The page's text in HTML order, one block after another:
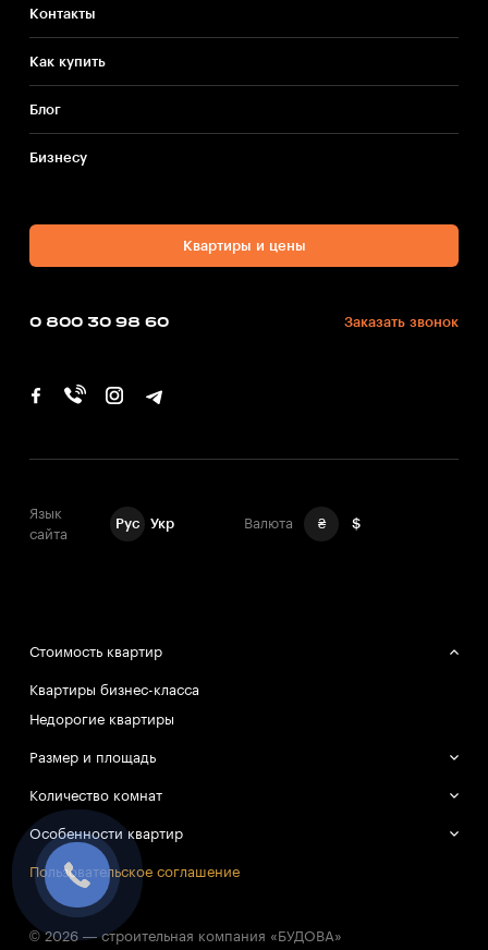
Все квартиры в объекте проданы
Перейти к списку объектов
Контакты
Как купить
Блог
Бизнесу
Квартиры и цены
0 800 30 98 60 Заказать звонок
Язык
сайта
Рус Укр Валюта ₴ $
Стоимость квартир
Квартиры бизнес-класса
Недорогие квартиры
Размер и площадь
Большие квартиры
Маленькие квартиры
Количество комнат
Однокомнатные квартиры
Двухкомнатные квартиры
Трёхкомнатные квартиры
Особенности квартир
Смарт-квартиры
Пользовательское соглашение
© 2026 — строительная компания «БУДОВА»